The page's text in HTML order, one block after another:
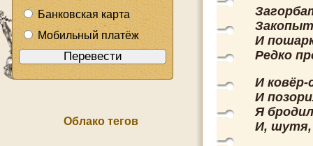
Банковская карта
Мобильный платёж
Облако тегов
И
Редко
И
И
Я
И, шутя,